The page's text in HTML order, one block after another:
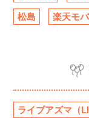
松島 楽天モ
ライブアズマ（